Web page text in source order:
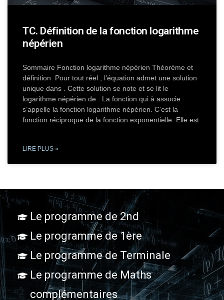
TC. Définition de la fonction logarithme
népérien
Sommaire Fonction logarithme népérien Théorème et
définition Pour tout réel , l’équation admet une solution
unique dans . Cette solution se note et se lit le
logarithme népérien de . La fonction qui à associe
s’appelle la fonction logarithme népérien. C’est la
fonction réciproque de la fonction exponentielle. Elle est
LIRE PLUS »
Le programme de 2nd
Le programme de 1ère
Le programme de Terminale
Le programme de Maths
complémentaires